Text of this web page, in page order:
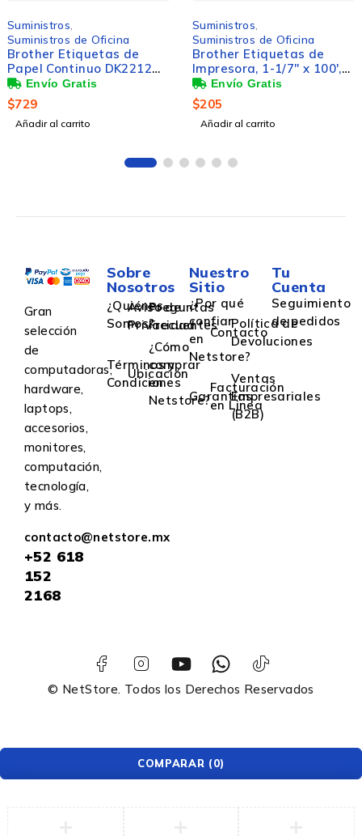
Suministros
Suministros de Oficina
Brother Etiquetas de
Papel Continuo DK2212
Negro sobre Blanco,
62mm x 15.2m
$729
Añadir al carrito
Suministros
Suministros de Oficina
Brother Etiquetas de
Impresora, 1-1/7'' x 100',
Blanco/Negro
$205
Añadir al carrito
Gran
selección
de
computadoras,
hardware,
laptops,
accesorios,
monitores,
computación,
tecnología,
y más.
contacto@netstore.mx
+52 618
152
2168
Sobre
Nosotros
¿Quiénes
Somos?
Aviso de
Privacidad
Preguntas
Frecuentes
Términos y
Condiciones
Ubicación
¿Cómo
comprar
en
Netstore?
Nuestro
Sitio
¿Por qué
confiar
en
Netstore?
Contacto
Política de
Devoluciones
Garantías
Facturación
en Linea
Ventas
Empresariales
(B2B)
Tu
Cuenta
Seguimiento
de pedidos
© NetStore. Todos los Derechos Reservados
COMPARAR (0)